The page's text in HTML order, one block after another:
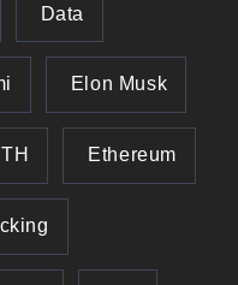
Data
Elon Musk
Ethereum